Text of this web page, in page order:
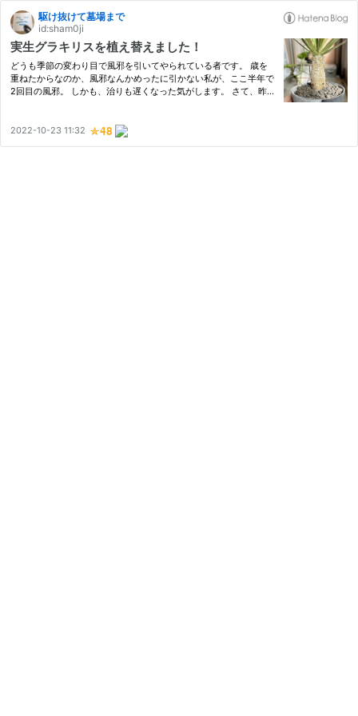
駆け抜けて墓場まで
id:sham0ji
実生グラキリスを植え替えました！
どうも季節の変わり目で風邪を引いてやられている者です。 歳を
重ねたからなのか、風邪なんかめったに引かない私が、ここ半年で
2回目の風邪。 しかも、治りも遅くなった気がします。 さて、昨日
2022-10-23 11:32